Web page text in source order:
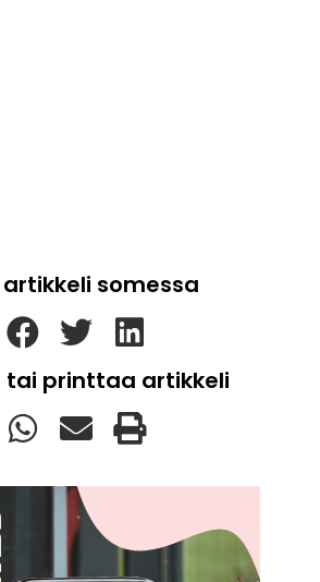
somessa
tai printtaa artikkeli